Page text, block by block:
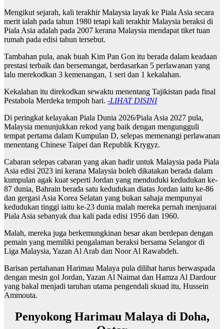
Mengikut sejarah, kali terakhir Malaysia layak ke Piala Asia secara
merit ialah pada tahun 1980 tetapi kali terakhir Malaysia beraksi di
Piala Asia adalah pada 2007 kerana Malaysia mendapat tiket tuan
rumah pada edisi tahun tersebut.
Tambahan pula, anak buah Kim Pan Gon itu berada dalam keadaan
prestasi terbaik dan bersemangat, berdasarkan 5 perlawanan yang
lalu merekodkan 3 kemenangan, 1 seri dan 1 kekalahan.
Kekalahan itu direkodkan sewaktu menentang Tajikistan pada final
Pestabola Merdeka tempoh hari. -LIHAT DISINI
Di peringkat kelayakan Piala Dunia 2026/Piala Asia 2027 pula,
Malaysia menunjukkan rekod yang baik dengan mengungguli
tempat pertama dalam Kumpulan D, selepas memenangi perlawanan
menentang Chinese Taipei dan Republik Krygyz.
Cabaran selepas cabaran yang akan hadir untuk Malaysia pada Piala
Asia edisi 2023 ini kerana Malaysia boleh dikatakan berada dalam
kumpulan agak kuat seperti Jordan yang menduduki kedudukan ke-
87 dunia, Bahrain berada satu kedudukan diatas Jordan iaitu ke-86
dan gergasi Asia Korea Selatan yang bukan sahaja mempunyai
kedudukan tinggi iaitu ke-23 dunia malah mereka pernah menjuarai
Piala Asia sebanyak dua kali pada edisi 1956 dan 1960.
Malah, mereka juga berkemungkinan besar akan berdepan dengan
pemain yang memiliki pengalaman beraksi bersama Selangor di
Liga Malaysia, Yazan Al Arab dan Noor Al Rawabdeh.
Barisan pertahanan Harimau Malaya pula dilihat harus berwaspada
dengan mesin gol Jordan, Yazan Al Naimat dan Hamza Al Dardour
yang bakal menjadi taruhan utama pengendali skuad itu, Hussein
Ammouta.
Penyokong Harimau Malaya di Doha,